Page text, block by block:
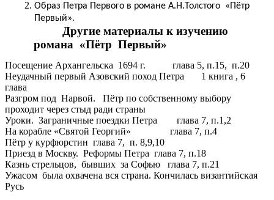
Образ Петра Первого в романе А.Н.Толстого «Пётр
Первый».
Другие материалы к изучению
романа «Пётр Первый»
Посещение Архангельска 1694 г. глава 5, п.15, п.20
Неудачный первый Азовский поход Петра 1 книга , 6
глава
Разгром под Нарвой. Пётр по собственному выбору
проходит через стыд ради страны
Уроки. Заграничные поездки Петра глава 7, п.1,2
На корабле «Святой Георгий» глава 7, п.4
Пётр у курфюрстин глава 7, п. 8,9,10
Приезд в Москву. Реформы Петра глава 7, п.18
Казнь стрельцов, бывших за Софью глава 7, п.21
Ужасом была охвачена вся страна. Кончилась византийская
Русь